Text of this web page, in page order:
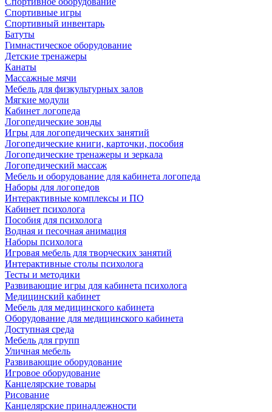
Спортивные игры
Спортивный инвентарь
Батуты
Гимнастическое оборудование
Детские тренажеры
Канаты
Массажные мячи
Мебель для физкультурных залов
Мягкие модули
Кабинет логопеда
Логопедические зонды
Игры для логопедических занятий
Логопедические книги, карточки, пособия
Логопедические тренажеры и зеркала
Логопедический массаж
Мебель и оборудование для кабинета логопеда
Наборы для логопедов
Интерактивные комплексы и ПО
Кабинет психолога
Пособия для психолога
Водная и песочная анимация
Наборы психолога
Игровая мебель для творческих занятий
Интерактивные столы психолога
Тесты и методики
Развивающие игры для кабинета психолога
Медицинский кабинет
Мебель для медицинского кабинета
Оборудование для медицинского кабинета
Доступная среда
Мебель для групп
Уличная мебель
Развивающие оборудование
Игровое оборудование
Канцелярские товары
Рисование
Канцелярские принадлежности